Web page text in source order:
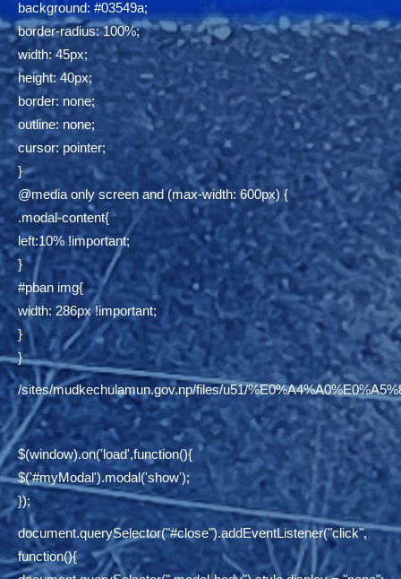
background: #03549a;
border-radius: 100%;
width: 45px;
height: 40px;
border: none;
outline: none;
cursor: pointer;
}
@media only screen and (max-width: 600px) {
.modal-content{
left:10% !important;
}
#pban img{
width: 286px !important;
}
}
/sites/mudkechulamun.gov.np/files/u51/
$(window).on('load',function(){
$('#myModal').modal('show');
});
document.querySelector("#close").addEventListener("click",
function(){